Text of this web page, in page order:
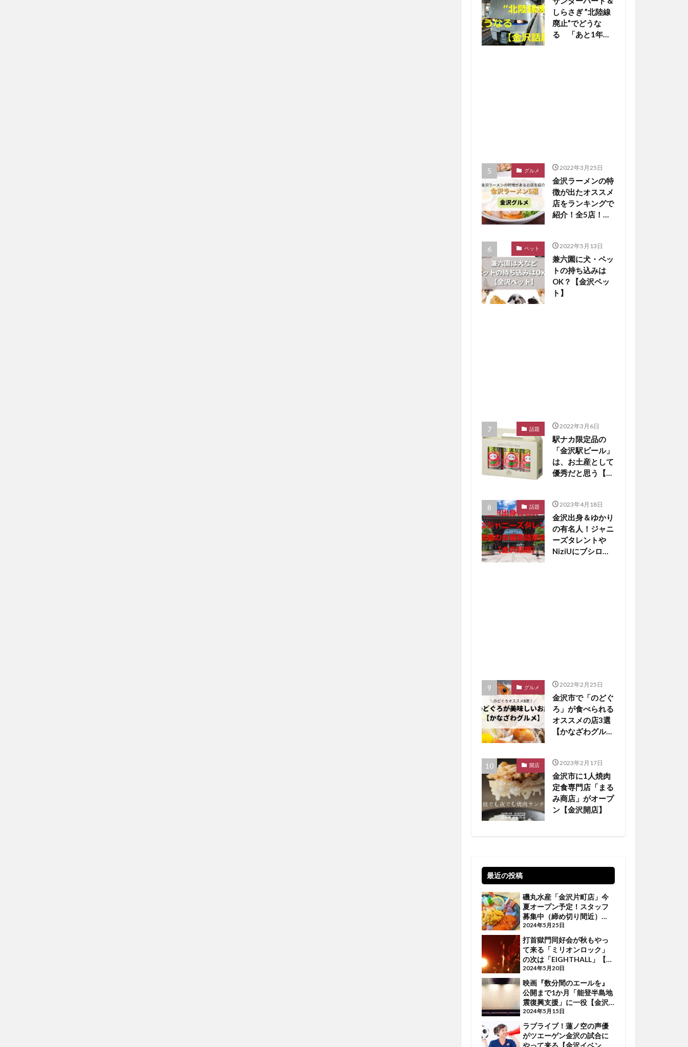
しらさぎ ”北陸線
廃止”でどうな
る 「あと1年
グルメ 2022年3月25日
金沢ラーメンの特
徴が出たオススメ
店をランキングで
紹介！全5店！
ペット 2022年5月13日
兼六園に犬・ペッ
トの持ち込みは
OK？【金沢ペッ
ト】
話題 2022年3月6日
駅ナカ限定品の
「金沢駅ビール」
は、お土産として
優秀だと思う【か
話題 2023年4月18日
金沢出身＆ゆかり
の有名人！ジャニ
ーズタレントや
NiziUにブシロー
グルメ 2022年2月25日
金沢市で「のどぐ
ろ」が食べられる
オススメの店3選
【かなざわグルメ
開店 2023年2月17日
金沢市に1人焼肉
定食専門店「まる
み商店」がオープ
ン【金沢開店】
最近の投稿
磯丸水産「金沢片町店」今
夏オープン予定！スタッフ
募集中（締め切り間近）
【金沢話題】
2024年5月25日
打首獄門同好会が秋もやっ
て来る「ミリオンロック」
の次は「EIGHTHALL」【金
沢イベント】
2024年5月20日
映画『数分間のエールを』
公開まで1か月「能登半島地
震復興支援」に一役【金沢
イベント】
2024年5月15日
ラブライブ！蓮ノ空の声優
がツエーゲン金沢の試合に
やって来る【金沢イベン